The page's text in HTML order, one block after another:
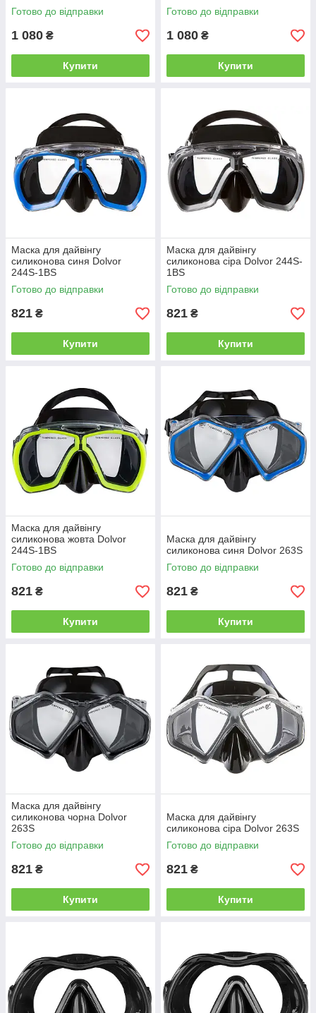
Готово до відправки
1 080 ₴
Купити
Готово до відправки
1 080 ₴
Купити
Маска для дайвінгу
силиконова синя Dolvor
244S-1BS
Готово до відправки
821 ₴
Купити
Маска для дайвінгу
силиконова сіра Dolvor 244S-
1BS
Готово до відправки
821 ₴
Купити
Маска для дайвінгу
силиконова жовта Dolvor
244S-1BS
Готово до відправки
821 ₴
Купити
Маска для дайвінгу
силиконова синя Dolvor 263S
Готово до відправки
821 ₴
Купити
Маска для дайвінгу
силиконова чорна Dolvor
263S
Готово до відправки
821 ₴
Купити
Маска для дайвінгу
силиконова сіра Dolvor 263S
Готово до відправки
821 ₴
Купити